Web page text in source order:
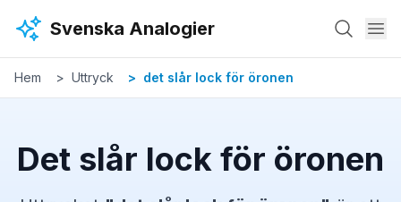
Svenska Analogier
Hem Uttryck det slår lock för öronen
Det slår lock för öronen